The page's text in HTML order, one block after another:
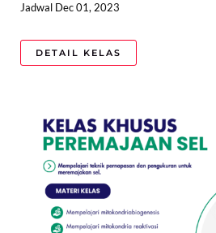
Jadwal Dec 01, 2023
DETAIL KELAS